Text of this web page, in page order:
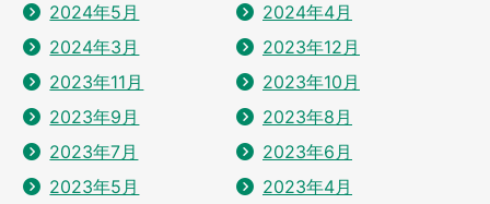
2024年5月
2024年4月
2024年3月
2023年12月
2023年11月
2023年10月
2023年9月
2023年8月
2023年7月
2023年6月
2023年5月
2023年4月